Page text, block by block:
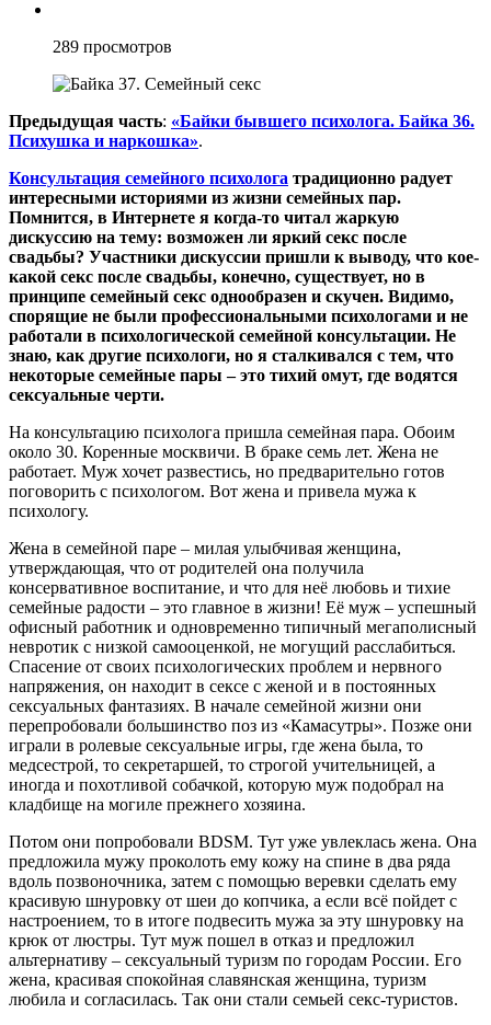
289 просмотров
Предыдущая часть: «Байки бывшего психолога. Байка 36.
Психушка и наркошка».
Консультация семейного психолога традиционно радует
интересными историями из жизни семейных пар.
Помнится, в Интернете я когда-то читал жаркую
дискуссию на тему: возможен ли яркий секс после
свадьбы? Участники дискуссии пришли к выводу, что кое-
какой секс после свадьбы, конечно, существует, но в
принципе семейный секс однообразен и скучен. Видимо,
спорящие не были профессиональными психологами и не
работали в психологической семейной консультации. Не
знаю, как другие психологи, но я сталкивался с тем, что
некоторые семейные пары – это тихий омут, где водятся
сексуальные черти.
На консультацию психолога пришла семейная пара. Обоим
около 30. Коренные москвичи. В браке семь лет. Жена не
работает. Муж хочет развестись, но предварительно готов
поговорить с психологом. Вот жена и привела мужа к
психологу.
Жена в семейной паре – милая улыбчивая женщина,
утверждающая, что от родителей она получила
консервативное воспитание, и что для неё любовь и тихие
семейные радости – это главное в жизни! Её муж – успешный
офисный работник и одновременно типичный мегаполисный
невротик с низкой самооценкой, не могущий расслабиться.
Спасение от своих психологических проблем и нервного
напряжения, он находит в сексе с женой и в постоянных
сексуальных фантазиях. В начале семейной жизни они
перепробовали большинство поз из «Камасутры». Позже они
играли в ролевые сексуальные игры, где жена была, то
медсестрой, то секретаршей, то строгой учительницей, а
иногда и похотливой собачкой, которую муж подобрал на
кладбище на могиле прежнего хозяина.
Потом они попробовали BDSM. Тут уже увлеклась жена. Она
предложила мужу проколоть ему кожу на спине в два ряда
вдоль позвоночника, затем с помощью веревки сделать ему
красивую шнуровку от шеи до копчика, а если всё пойдет с
настроением, то в итоге подвесить мужа за эту шнуровку на
крюк от люстры. Тут муж пошел в отказ и предложил
альтернативу – сексуальный туризм по городам России. Его
жена, красивая спокойная славянская женщина, туризм
любила и согласилась. Так они стали семьей секс-туристов.